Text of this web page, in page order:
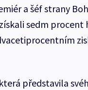
a šéf strany
sedm procent
představila